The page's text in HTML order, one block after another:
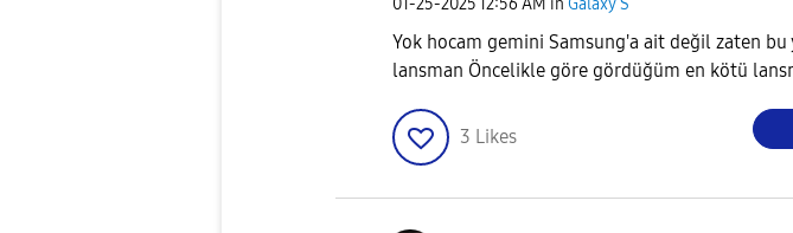
‎01-25-202512:56 AM in Galaxy S
Yok hocam gemini Samsung'a ait değil zaten bu
lansman Öncelikle göre gördüğüm en kötü
3 Likes